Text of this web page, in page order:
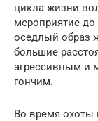
цикла жизни
мероприятие до
оседлый образ
большие
агрессивным и
гончим.
Во время охоты